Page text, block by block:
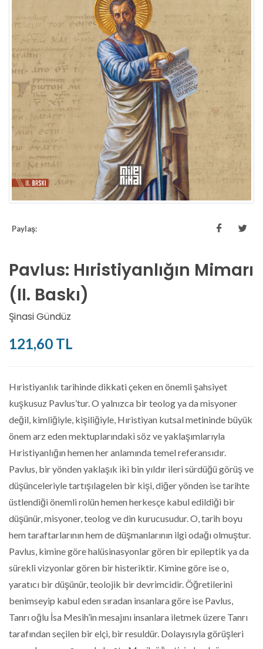
Paylaş:
Pavlus: Hıristiyanlığın Mimarı
(II. Baskı)
Şinasi Gündüz
121,60 TL
Hıristiyanlık tarihinde dikkati çeken en önemli şahsiyet
kuşkusuz Pavlus’tur. O yalnızca bir teolog ya da misyoner
değil, kimliğiyle, kişiliğiyle, Hıristiyan kutsal metininde büyük
önem arz eden mektuplarındaki söz ve yaklaşımlarıyla
Hıristiyanlığın hemen her anlamında temel referansıdır.
Pavlus, bir yönden yaklaşık iki bin yıldır ileri sürdüğü görüş ve
düşünceleriyle tartışılagelen bir kişi, diğer yönden ise tarihte
üstlendiği önemli rolün hemen herkesçe kabul edildiği bir
düşünür, misyoner, teolog ve din kurucusudur. O, tarih boyu
hem taraftarlarının hem de düşmanlarının ilgi odağı olmuştur.
Pavlus, kimine göre halüsinasyonlar gören bir epileptik ya da
sürekli vizyonlar gören bir histeriktir. Kimine göre ise o,
yaratıcı bir düşünür, teolojik bir devrimcidir. Öğretilerini
benimseyip kabul eden sıradan insanlara göre ise Pavlus,
Tanrı oğlu İsa Mesih’in mesajını insanlara iletmek üzere Tanrı
tarafından seçilen bir elçi, bir resuldür. Dolayısıyla görüşleri